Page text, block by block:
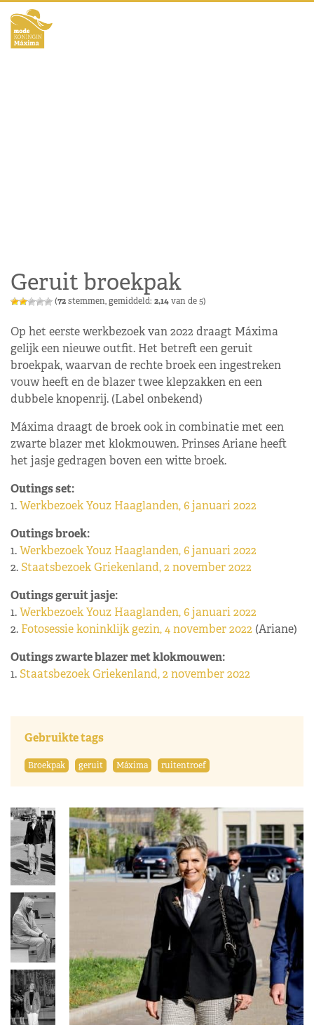
Geruit broekpak
(72stemmen, gemiddeld: 2,14van de 5)
Op het eerste werkbezoek van 2022 draagt Máxima
gelijk een nieuwe outfit. Het betreft een geruit
broekpak, waarvan de rechte broek een ingestreken
vouw heeft en de blazer twee klepzakken en een
dubbele knopenrij. (Label onbekend)
Máxima draagt de broek ook in combinatie met een
zwarte blazer met klokmouwen. Prinses Ariane heeft
het jasje gedragen boven een witte broek.
Outings set:
1.Werkbezoek Youz Haaglanden, 6 januari 2022
Outings broek:
1.Werkbezoek Youz Haaglanden, 6 januari 2022
2. Staatsbezoek Griekenland, 2 november 2022
Outings geruit jasje:
1.Werkbezoek Youz Haaglanden, 6 januari 2022
2. Fotosessie koninklijk gezin, 4 november 2022 (Ariane)
Outings zwarte blazer met klokmouwen:
1. Staatsbezoek Griekenland, 2 november 2022
Gebruikte tags
Broekpak geruit Máxima ruitentroef